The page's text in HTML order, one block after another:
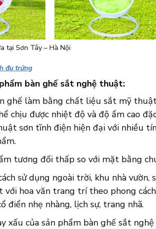
tại Sơn Tây – Hà Nội
đu trứng
bàn ghế sắt nghệ thuật:
ghế làm bằng chất liệu sắt mỹ
chịu được nhiệt độ và độ ẩm cao
sơn tĩnh điện hiện đại với nhiều
tương đối thấp so với mặt bằng
sử dụng ngoài trời, khu nhà
hoa văn trang trí theo phong
điển nhẹ nhàng, lịch sự, trang nhã.
xấu của sản phẩm bàn ghế sắt